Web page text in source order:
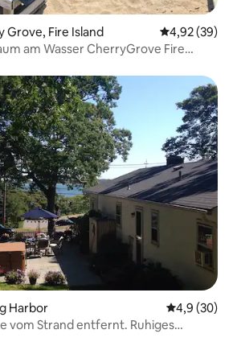
Grove, Fire Island
4,92 (39)
am Wasser CherryGrove Fire
Harbor
4,9 (30)
vom Strand entfernt. Ruhiges